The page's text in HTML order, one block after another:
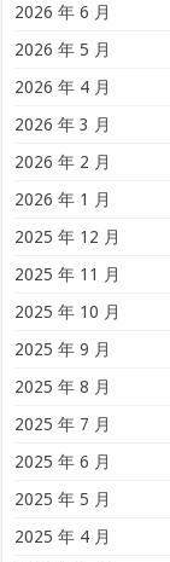
2026 年 6 月
2026 年 5 月
2026 年 4 月
2026 年 3 月
2026 年 2 月
2026 年 1 月
2025 年 12 月
2025 年 11 月
2025 年 10 月
2025 年 9 月
2025 年 8 月
2025 年 7 月
2025 年 6 月
2025 年 5 月
2025 年 4 月